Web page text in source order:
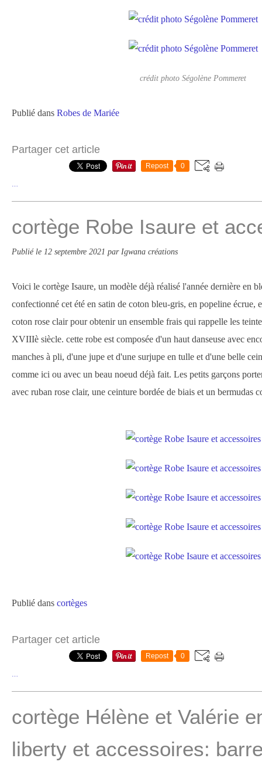
crédit photo Ségolène Pommeret
Publié dans Robes de Mariée
Partager cet article
Repost 0
cortège Robe Isaure et
Publié le 12 septembre 2021 par Igwana créations
Voici le cortège Isaure, un modèle déjà réalisé l'année dernière en
confectionné cet été en satin de coton bleu-gris, en popeline écrue,
coton rose clair pour obtenir un ensemble frais qui rappelle les
XVIIIè siècle. cette robe est composée d'un haut danseuse avec
manches à pli, d'une jupe et d'une surjupe en tulle et d'une belle
comme ici ou avec un beau noeud déjà fait. Les petits garçons
avec ruban rose clair, une ceinture bordée de biais et un bermudas
Publié dans cortèges
Partager cet article
Repost 0
cortège Hélène et Valérie
liberty et accessoires: